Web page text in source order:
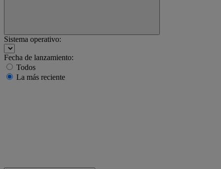
Sistema operativo:
Fecha de lanzamiento:
Todos
La más reciente